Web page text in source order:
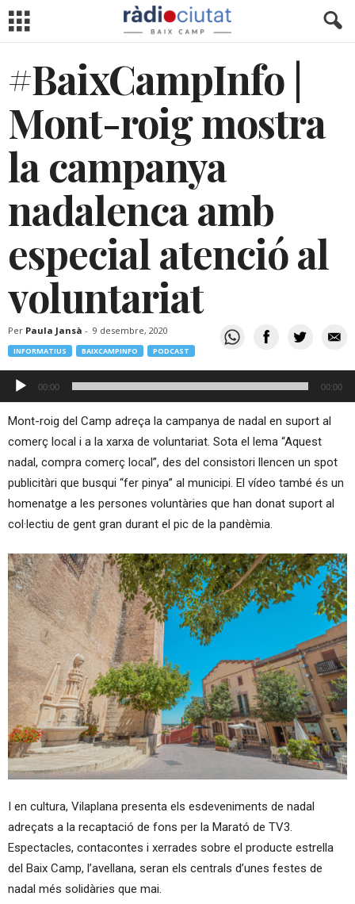
#BaixCampInfo |
Mont-roig mostra
la campanya
nadalenca amb
especial atenció al
voluntariat
Per Paula Jansà - 9 desembre, 2020
INFORMATIUS BAIXCAMPINFO PODCAST
Reproductor
d'àudio
00:00 00:00
Mont-roig del Camp adreça la campanya de nadal en suport al
comerç local i a la xarxa de voluntariat. Sota el lema “Aquest
nadal, compra comerç local”, des del consistori llencen un spot
publicitàri que busqui “fer pinya” al municipi. El vídeo també és un
homenatge a les persones voluntàries que han donat suport al
col·lectiu de gent gran durant el pic de la pandèmia.
I en cultura, Vilaplana presenta els esdeveniments de nadal
adreçats a la recaptació de fons per la Marató de TV3.
Espectacles, contacontes i xerrades sobre el producte estrella
del Baix Camp, l’avellana, seran els centrals d’unes festes de
nadal més solidàries que mai.